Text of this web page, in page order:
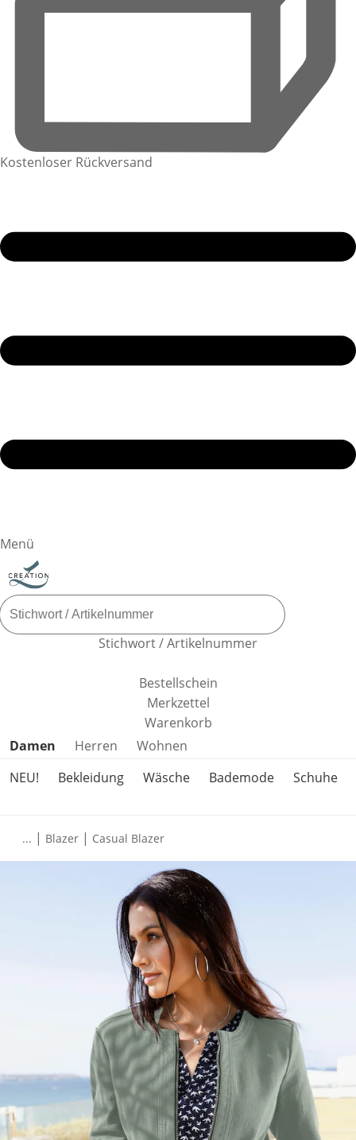
Kostenloser Rückversand
Menü
Stichwort / Artikelnummer
Bestellschein
Merkzettel
Warenkorb
Produktkategorien überspringen
Damen Herren
Wohnen
NEU!
Bekleidung Wäsche Bademode Schuhe
... | Blazer | Casual Blazer